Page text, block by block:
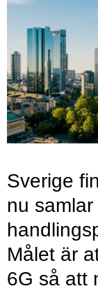
Sverige
nu
Målet är
6G så att